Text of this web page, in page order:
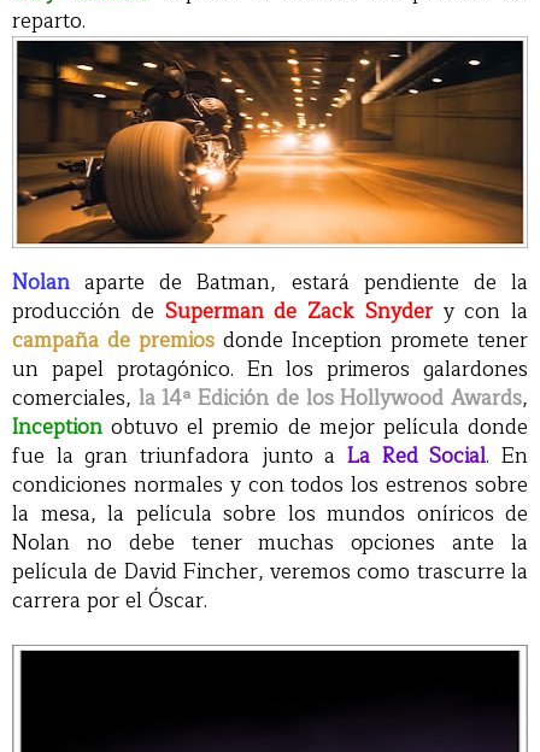
reparto.
Nolanaparte de Batman, estará pendiente de la
producción de Superman de Zack Snydery con la
campaña de premios donde Inception promete tener
un papel protagónico. En los primeros galardones
comerciales, la 14ª Edición de los Hollywood Awards,
Inception obtuvo el premio de mejor película donde
fue la gran triunfadora junto a La Red Social. En
condiciones normales y con todos los estrenos sobre
la mesa, la película sobre los mundos oníricos de
Nolan no debe tener muchas opciones ante la
película de David Fincher, veremos como trascurre la
carrera por el Óscar.